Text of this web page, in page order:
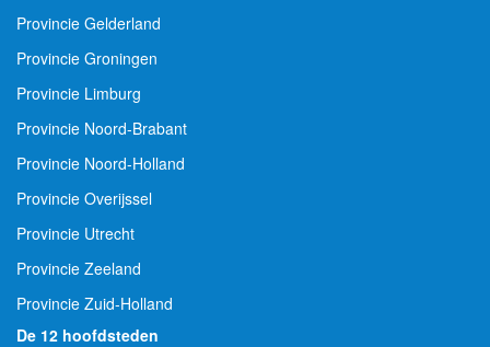
Provincie Gelderland
Provincie Groningen
Provincie Limburg
Provincie Noord-Brabant
Provincie Noord-Holland
Provincie Overijssel
Provincie Utrecht
Provincie Zeeland
Provincie Zuid-Holland
De 12 hoofdsteden